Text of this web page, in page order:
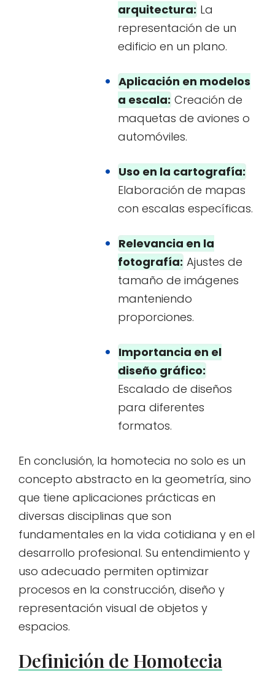
arquitectura: La
representación de un
edificio en un plano.
Aplicación en modelos
a escala: Creación de
maquetas de aviones o
automóviles.
Uso en la cartografía:
Elaboración de mapas
con escalas específicas.
Relevancia en la
fotografía: Ajustes de
tamaño de imágenes
manteniendo
proporciones.
Importancia en el
diseño gráfico:
Escalado de diseños
para diferentes
formatos.
En conclusión, la homotecia no solo es un
concepto abstracto en la geometría, sino
que tiene aplicaciones prácticas en
diversas disciplinas que son
fundamentales en la vida cotidiana y en el
desarrollo profesional. Su entendimiento y
uso adecuado permiten optimizar
procesos en la construcción, diseño y
representación visual de objetos y
espacios.
Definición de Homotecia